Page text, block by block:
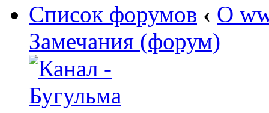
Список форумов ‹ О
Замечания (форум)